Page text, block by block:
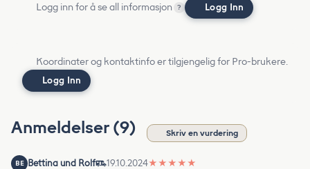
Logg inn for å se all informasjon ? Logg Inn
Koordinater og kontaktinfo er tilgjengelig for Pro-brukere.
Logg Inn
Anmeldelser (9) Skriv en vurdering
BE Bettina und Rolf 19.10.2024★ ★ ★ ★ ★